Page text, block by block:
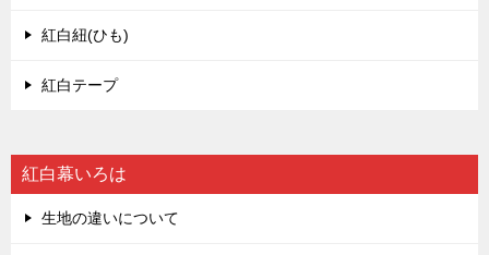
紅白紐(ひも)
紅白テープ
紅白幕いろは
生地の違いについて